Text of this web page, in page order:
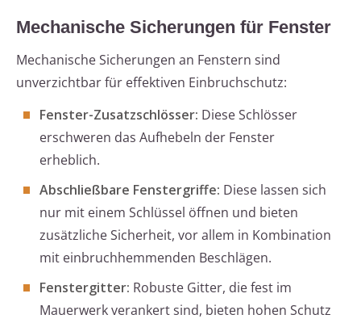
Mechanische Sicherungen für Fenster
Mechanische Sicherungen an Fenstern sind
unverzichtbar für effektiven Einbruchschutz:
Fenster-Zusatzschlösser: Diese Schlösser
erschweren das Aufhebeln der Fenster
erheblich.
Abschließbare Fenstergriffe: Diese lassen sich
nur mit einem Schlüssel öffnen und bieten
zusätzliche Sicherheit, vor allem in Kombination
mit einbruchhemmenden Beschlägen.
Fenstergitter: Robuste Gitter, die fest im
Mauerwerk verankert sind, bieten hohen Schutz